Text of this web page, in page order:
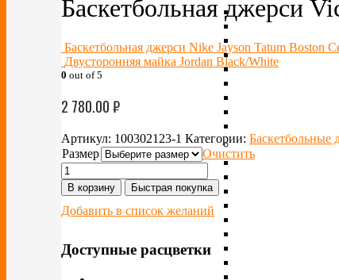
Баскетбольная джерси
Баскетбольная джерси Nike Jayson Tatum Boston
Двусторонняя майка Jordan Black/White
0 out of 5
2 780.00₽
Артикул: 100302123-1 Категории: Баскетбольные
Размер
Очистить
В корзину Быстрая покупка
Добавить в список желаний
Доступные расцветки